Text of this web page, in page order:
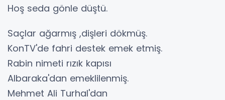
Hoş seda gönle düştü.
Saçlar ağarmış ,dişleri dökmüş.
KonTV'de fahri destek emek etmiş.
Rabin nimeti rızık kapısı
Albaraka'dan emeklilenmiş.
Mehmet Ali Turhal'dan